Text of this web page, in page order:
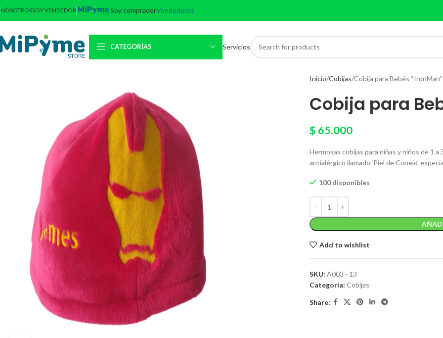
NOSOTROSSOY VENDEDOR Soy compradorVendedores
CATEGORÍAS Servicios
Inicio Cobijas Cobija para Bebés “IronMan”
Cobija para
$ 65.000
Hermosas cobijas para niñas y niños de 1
antialérgico llamado ‘Piel de Conejo’
100 disponibles
Add to wishlist
SKU: A003 - 13
Categoría: Cobijas
Share: